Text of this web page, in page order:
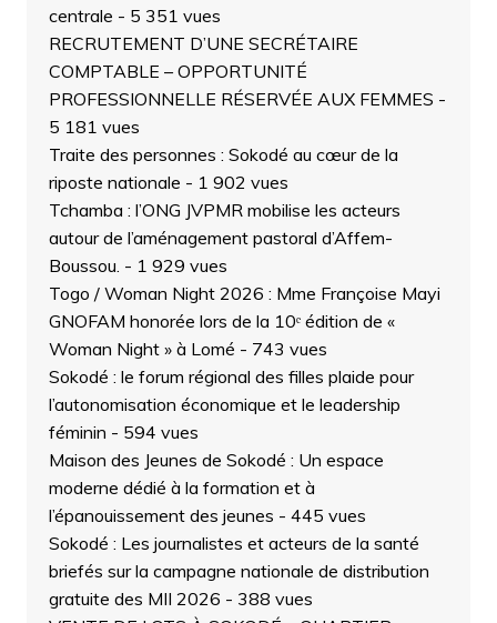
centrale - 5 351 vues
RECRUTEMENT D’UNE SECRÉTAIRE
COMPTABLE – OPPORTUNITÉ
PROFESSIONNELLE RÉSERVÉE AUX FEMMES -
5 181 vues
Traite des personnes : Sokodé au cœur de la
riposte nationale - 1 902 vues
Tchamba : l’ONG JVPMR mobilise les acteurs
autour de l’aménagement pastoral d’Affem-
Boussou. - 1 929 vues
Togo / Woman Night 2026 : Mme Françoise Mayi
GNOFAM honorée lors de la 10ᵉ édition de «
Woman Night » à Lomé - 743 vues
Sokodé : le forum régional des filles plaide pour
l’autonomisation économique et le leadership
féminin - 594 vues
Maison des Jeunes de Sokodé : Un espace
moderne dédié à la formation et à
l’épanouissement des jeunes - 445 vues
Sokodé : Les journalistes et acteurs de la santé
briefés sur la campagne nationale de distribution
gratuite des MII 2026 - 388 vues